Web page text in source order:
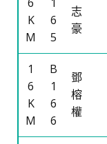
K
M
6
5
志
豪
1
6
K
M
B
1
6
6
鄧
榕
權